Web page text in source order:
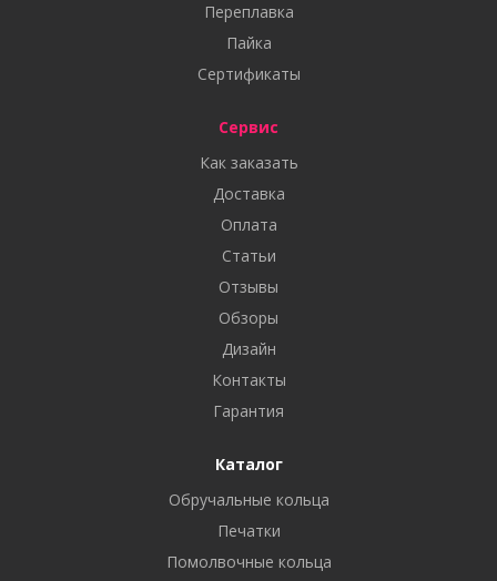
Переплавка
Пайка
Сертификаты
Сервис
Как заказать
Доставка
Оплата
Статьи
Отзывы
Обзоры
Дизайн
Контакты
Гарантия
Каталог
Обручальные кольца
Печатки
Помолвочные кольца